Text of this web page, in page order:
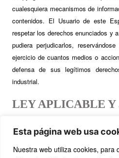
Esta página web usa
Nuestra web utiliza cookies, para
cualesquiera mecanismos de
contenidos. El Usuario de este
respetar los derechos enunciados y
pudiera perjudicarlos,
ejercicio de cuantos medios o
defensa de sus legítimos
industrial.
LEY APLICABLE Y
Para la resolución de todas las
relacionadas con el presente sitio
desarrolladas, será de aplicación la